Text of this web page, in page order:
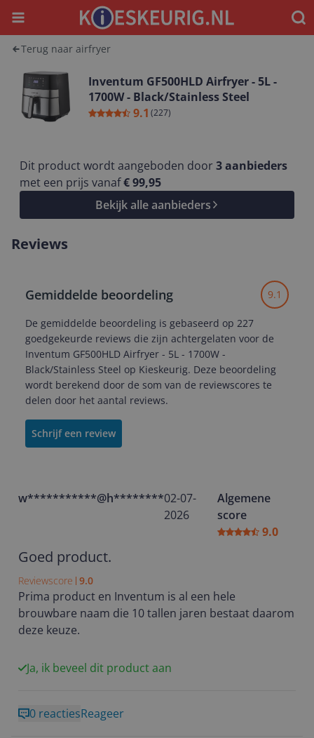
Menu
Terug naar airfryer
Inventum GF500HLD Airfryer - 5L -
1700W - Black/Stainless Steel
9.1 (227)
Dit product wordt aangeboden door3aanbieders
met een prijs vanaf€ 99,95
Bekijk alle aanbieders
Reviews
Gemiddelde beoordeling 9.1
De gemiddelde beoordeling is gebaseerd op 227
goedgekeurde reviews die zijn achtergelaten voor de
Inventum GF500HLD Airfryer - 5L - 1700W -
Black/Stainless Steel op Kieskeurig. Deze beoordeling
wordt berekend door de som van de reviewscores te
delen door het aantal reviews.
Schrijf een review
w***********@h**********02-07-
2026
Algemene
score
9.0
Goed product.
Reviewscore 9.0
Prima product en Inventum is al een hele
brouwbare naam die 10 tallen jaren bestaat daarom
deze keuze.
Ja, ik beveel dit product aan
0 reactiesReageer